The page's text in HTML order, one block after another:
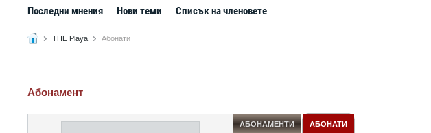
Последни мнения Нови теми Списък на членовете
THE Playa Абонати
Абонамент
АБОНАМЕНТИ АБОНАТИ